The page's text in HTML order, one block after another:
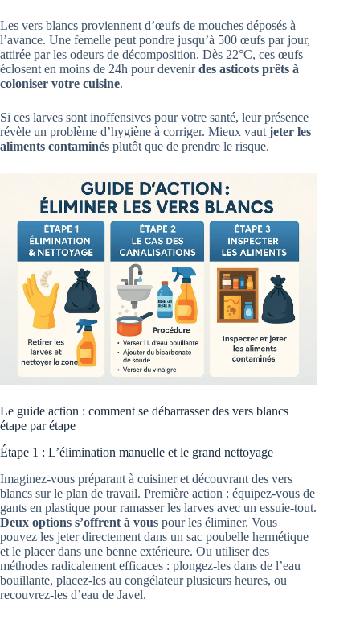
Les vers blancs proviennent d’œufs de mouches déposés à
l’avance. Une femelle peut pondre jusqu’à 500 œufs par jour,
attirée par les odeurs de décomposition. Dès 22°C, ces œufs
éclosent en moins de 24h pour devenirdes asticots prêts à
coloniser votre cuisine.
Si ces larves sont inoffensives pour votre santé, leur présence
révèle un problème d’hygiène à corriger. Mieux vautjeter les
aliments contaminés plutôt que de prendre le risque.
Le guide action : comment se débarrasser des vers blancs
étape par étape
Étape 1 : L’élimination manuelle et le grand nettoyage
Imaginez-vous préparant à cuisiner et découvrant des vers
blancs sur le plan de travail. Première action : équipez-vous de
gants en plastique pour ramasser les larves avec un essuie-tout.
Deux options s’offrent à vous pour les éliminer. Vous
pouvez les jeter directement dans un sac poubelle hermétique
et le placer dans une benne extérieure. Ou utiliser des
méthodes radicalement efficaces : plongez-les dans de l’eau
bouillante, placez-les au congélateur plusieurs heures, ou
recouvrez-les d’eau de Javel.